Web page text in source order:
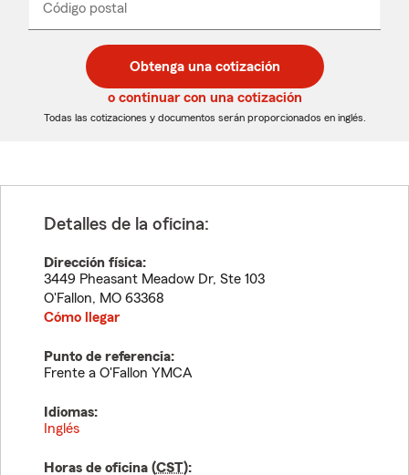
desplegable
Código postal
de
5
dígitos
de
5
dígitos
_____
Obtenga una cotización
o continuar con una cotización
Todas las cotizaciones y documentos serán proporcionados en inglés.
Detalles de la oficina:
Dirección física:
3449 Pheasant Meadow Dr, Ste 103
O'Fallon, MO 63368
Cómo llegar
Punto de referencia:
Frente a O'Fallon YMCA
Idiomas:
Inglés
Horas de oficina (CST):